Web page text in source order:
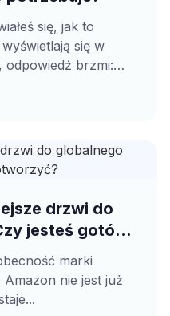
się, jak to
się w
odpowiedź brzmi:
drzwi do
jesteś gotów
marki
nie jest już